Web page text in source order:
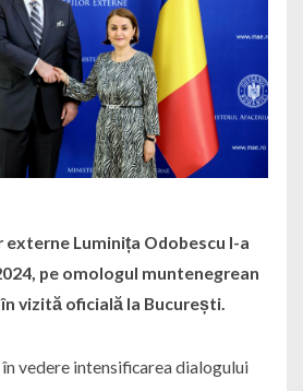
Luminița Odobescu l-a
pe omologul muntenegrean
vizită oficială la București.
vedere intensificarea dialogului